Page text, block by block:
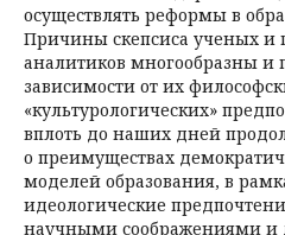
осуществлять реформы в
Причины скепсиса ученых и
аналитиков многообразны и
зависимости от их
«культурологических»
вплоть до наших дней
о преимуществах
моделей образования, в
идеологические
научными соображениями и